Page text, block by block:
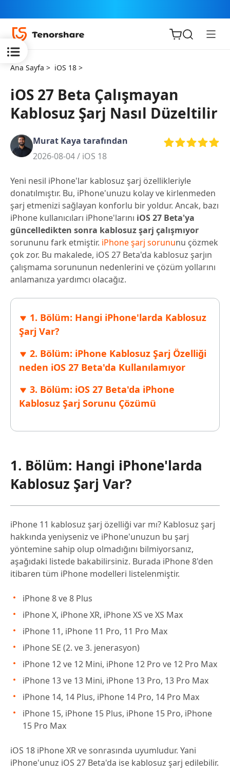
ReiBoot
PDNob
iAnyGo
Ana Sayfa > iOS 18 >
iOS 27 Beta Çalışmayan
Kablosuz Şarj Nasıl Düzeltilir
Murat Kaya tarafından
2026-08-04 / iOS 18
Yeni nesil iPhone'lar kablosuz şarj özellikleriyle
donatılmıştır. Bu, iPhone'unuzu kolay ve kirlenmeden
şarj etmenizi sağlayan konforlu bir yoldur. Ancak, bazı
iPhone kullanıcıları iPhone'larını iOS 27 Beta'ya
güncelledikten sonra kablosuz şarj çalışmıyor
sorununu fark etmiştir. iPhone şarj sorununu çözmek
çok zor. Bu makalede, iOS 27 Beta'da kablosuz şarjın
çalışmama sorununun nedenlerini ve çözüm yollarını
anlamanıza yardımcı olacağız.
1. Bölüm: Hangi iPhone'larda Kablosuz
Şarj Var?
2. Bölüm: iPhone Kablosuz Şarj Özelliği
neden iOS 27 Beta'da Kullanılamıyor
3. Bölüm: iOS 27 Beta'da iPhone
Kablosuz Şarj Sorunu Çözümü
1. Bölüm: Hangi iPhone'larda
Kablosuz Şarj Var?
iPhone 11 kablosuz şarj özelliği var mı? Kablosuz şarj
hakkında yeniyseniz ve iPhone'unuzun bu şarj
yöntemine sahip olup olmadığını bilmiyorsanız,
aşağıdaki listede bakabilirsiniz. Burada iPhone 8'den
itibaren tüm iPhone modelleri listelenmiştir.
iPhone 8 ve 8 Plus
iPhone X, iPhone XR, iPhone XS ve XS Max
iPhone 11, iPhone 11 Pro, 11 Pro Max
iPhone SE (2. ve 3. jenerasyon)
iPhone 12 ve 12 Mini, iPhone 12 Pro ve 12 Pro Max
iPhone 13 ve 13 Mini, iPhone 13 Pro, 13 Pro Max
iPhone 14, 14 Plus, iPhone 14 Pro, 14 Pro Max
iPhone 15, iPhone 15 Plus, iPhone 15 Pro, iPhone
15 Pro Max
iOS 18 iPhone XR ve sonrasında uyumludur. Yani
iPhone'unuz iOS 27 Beta'da ise kablosuz şarj edilebilir.